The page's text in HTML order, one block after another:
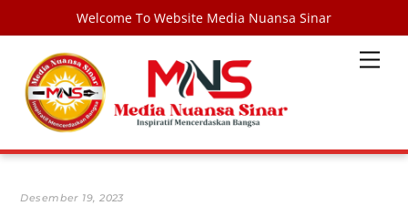
Welcome To Website Media Nuansa Sinar
content
Desember 19, 2023